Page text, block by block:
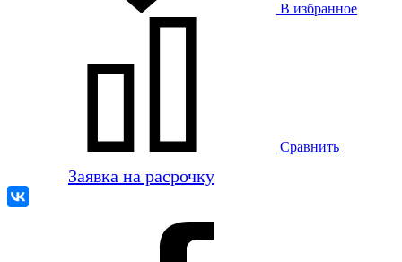
В избранное
Сравнить
Заявка на расрочку